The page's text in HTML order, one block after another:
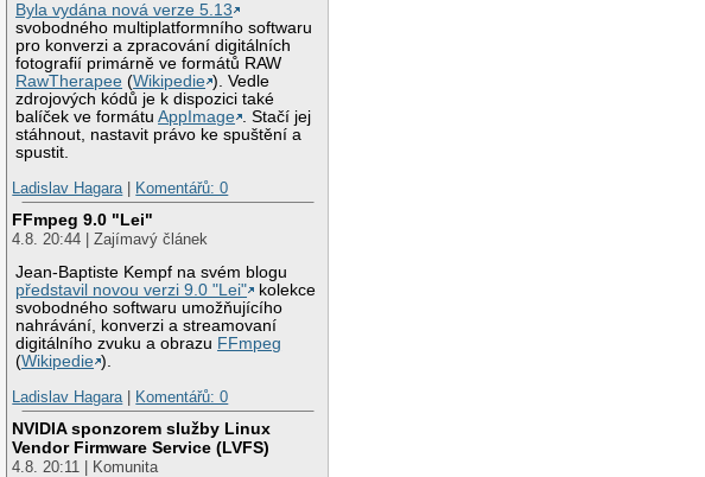
Byla vydána nová verze 5.13
svobodného multiplatformního softwaru
pro konverzi a zpracování digitálních
fotografií primárně ve formátů RAW
RawTherapee (Wikipedie ). Vedle
zdrojových kódů je k dispozici také
balíček ve formátuAppImage . Stačí jej
stáhnout, nastavit právo ke spuštění a
spustit.
Ladislav Hagara| Komentářů: 0
FFmpeg 9.0 "Lei"
4.8. 20:44 | Zajímavý článek
Jean-Baptiste Kempf na svém blogu
představil novou verzi 9.0 "Lei"
kolekce
svobodného softwaru umožňujícího
nahrávání, konverzi a streamovaní
digitálního zvuku a obrazu FFmpeg
(Wikipedie ).
Ladislav Hagara| Komentářů: 0
NVIDIA sponzorem služby Linux
Vendor Firmware Service (LVFS)
4.8. 20:11 | Komunita